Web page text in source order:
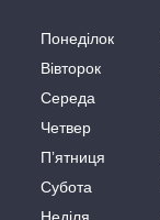
Понеділок
Вівторок
Середа
Четвер
Пʼятниця
Субота